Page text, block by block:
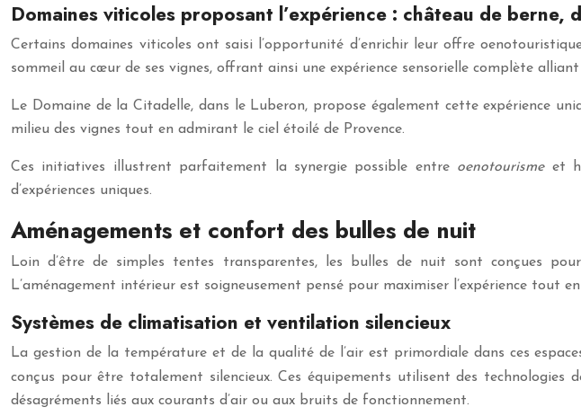
Domaines viticoles proposant l’expérience : château de berne,
Certains domaines viticoles ont saisi l’opportunité d’enrichir leur offre
sommeil au cœur de ses vignes, offrant ainsi une expérience sensorielle complète
Le Domaine de la Citadelle, dans le Luberon, propose également cette expérience
milieu des vignes tout en admirant le ciel étoilé de Provence.
Ces initiatives illustrent parfaitement la synergie possible entre oenotourisme et
d’expériences uniques.
Aménagements et confort des bulles de nuit
Loin d’être de simples tentes transparentes, les bulles de nuit sont conçues
L’aménagement intérieur est soigneusement pensé pour maximiser l’expérience tout
Systèmes de climatisation et ventilation silencieux
La gestion de la température et de la qualité de l’air est primordiale dans ces
conçus pour être totalement silencieux. Ces équipements utilisent des technologies
désagréments liés aux courants d’air ou aux bruits de fonctionnement.